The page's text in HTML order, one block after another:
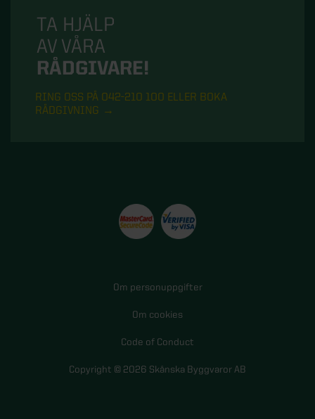
TA HJÄLP
AV VÅRA
RÅDGIVARE!
RING OSS PÅ 042-210 100 ELLER BOKA
RÅDGIVNING
Om personuppgifter
Om cookies
Code of Conduct
Copyright © 2026 Skånska Byggvaror AB